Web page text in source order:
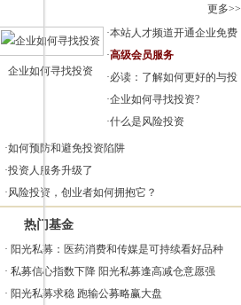
更多>>
企业如何寻找投资
·本站人才频道开通企业免费
·高级会员服务
·必读：了解如何更好的与投
·企业如何寻找投资?
·什么是风险投资
·如何预防和避免投资陷阱
·投资人服务升级了
·风险投资，创业者如何拥抱它？
热门基金
· 阳光私募：医药消费和传媒是可持续看好品种
· 私募信心指数下降 阳光私募逢高减仓意愿强
· 阳光私募求稳 跑输公募略赢大盘